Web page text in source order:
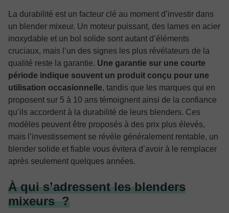
La durabilité est un facteur clé au moment d’investir dans
un blender mixeur. Un moteur puissant, des lames en acier
inoxydable et un bol solide sont autant d’éléments
cruciaux, mais l’un des signes les plus révélateurs de la
qualité reste la garantie. Une garantie sur une courte
période indique souvent un produit conçu pour une
utilisation occasionnelle, tandis que les marques qui en
proposent sur 5 à 10 ans témoignent ainsi de la confiance
qu’ils accordent à la durabilité de leurs blenders. Ces
modèles peuvent être proposés à des prix plus élevés,
mais l’investissement se révèle généralement rentable, un
blender solide et fiable vous évitera d’avoir à le remplacer
après seulement quelques années.
À qui s’adressent les blenders
mixeurs ?